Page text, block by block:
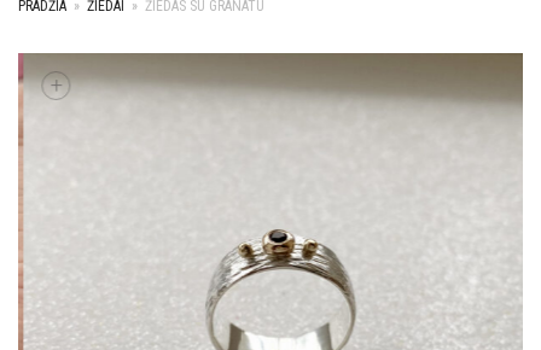
PRADŽIA » ŽIEDAI » ŽIEDAS SU GRANATU
+